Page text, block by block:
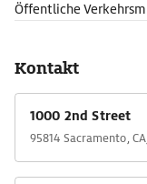
Öffentliche
Kontakt
1000 2nd Street
95814 Sacramento,